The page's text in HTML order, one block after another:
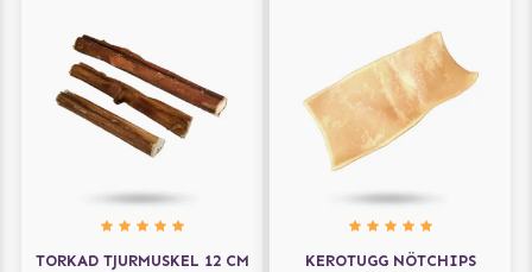
TORKAD TJURMUSKEL 12 CM
KEROTUGG NÖTCHIPS